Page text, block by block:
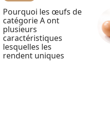
Pourquoi les œufs de
catégorie A ont
plusieurs
caractéristiques
lesquelles les
rendent uniques